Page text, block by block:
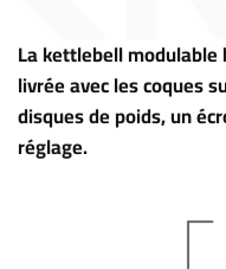
La kettlebell
livrée avec les coques
disques de poids, un
réglage.